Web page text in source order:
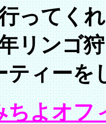
ってく
リンゴ
ティーを
ちよオフ